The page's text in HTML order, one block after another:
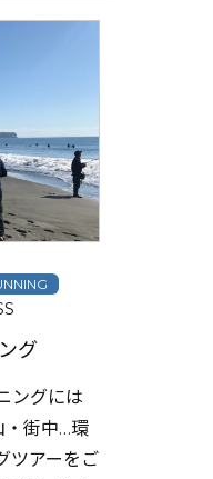
グ
ングには
・街中…環
ツアーをご